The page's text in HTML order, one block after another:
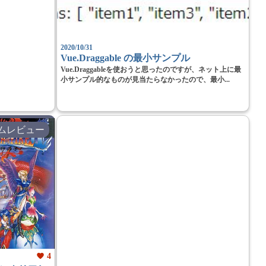
2020/10/31
Vue.Draggable の最小サンプル
Vue.Draggableを使おうと思ったのですが、ネット上に最
小サンプル的なものが見当たらなかったので、最小...
レビュー
favorite 4